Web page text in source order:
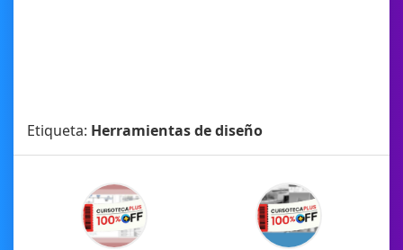
Etiqueta: Herramientas de diseño